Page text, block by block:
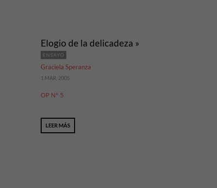
Elogio de la delicadeza »
ENSAYO
Graciela Speranza
1 MAR, 2005
OP N° 5
LEER MÁS